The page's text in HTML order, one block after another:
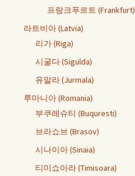
프랑크푸르트 (Frankfurt)
라트비아 (Latvia)
리가 (Riga)
시굴다 (Sigulda)
유말라 (Jurmala)
루마니아 (Romania)
부쿠레슈티 (Buquresti)
브라쇼브 (Brasov)
시나이아 (Sinaia)
티미쇼아라 (Timisoara)